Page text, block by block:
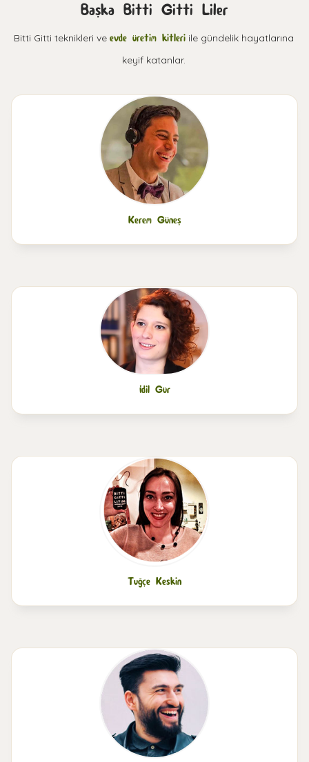
Başka Bitti Gitti Liler
Bitti Gitti teknikleri ve evde üretim kitleriile gündelik hayatlarına
keyif katanlar.
Kerem Güneş
İdil Gür
Tuğçe Keskin